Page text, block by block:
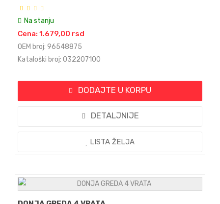
Na stanju
Cena: 1.679,00 rsd
OEM broj: 96548875
Kataloški broj: 032207100
DODAJTE U KORPU
DETALJNIJE
LISTA ŽELJA